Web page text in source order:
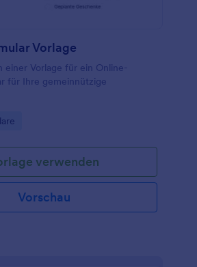
Vorlage
einer Vorlage für ein Online-
für Ihre gemeinnützige
verwenden
Vorschau